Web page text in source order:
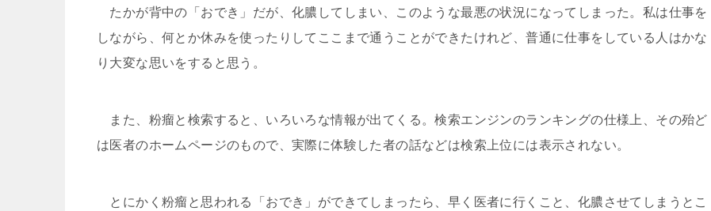
たかが背中の「おでき」だが、化膿してしまい、このような最悪の状況になってしまった。私は仕事を
しながら、何とか休みを使ったりしてここまで通うことができたけれど、普通に仕事をしている人はかな
り大変な思いをすると思う。
また、粉瘤と検索すると、いろいろな情報が出てくる。検索エンジンのランキングの仕様上、その殆ど
は医者のホームページのもので、実際に体験した者の話などは検索上位には表示されない。
とにかく粉瘤と思われる「おでき」ができてしまったら、早く医者に行くこと、化膿させてしまうとこ